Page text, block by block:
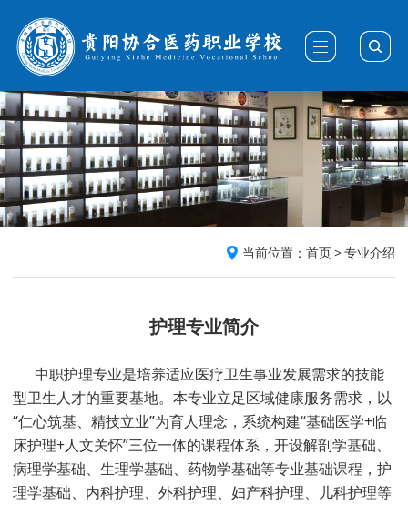
当前位置： 首页>专业介绍
护理专业简介
中职护理专业是培养适应医疗卫生事业发展需求的技能
型卫生人才的重要基地。本专业立足区域健康服务需求，以
“仁心筑基、精技立业”为育人理念，系统构建“基础医学+临
床护理+人文关怀”三位一体的课程体系，开设解剖学基础、
病理学基础、生理学基础、药物学基础等专业基础课程，护
理学基础、内科护理、外科护理、妇产科护理、儿科护理等